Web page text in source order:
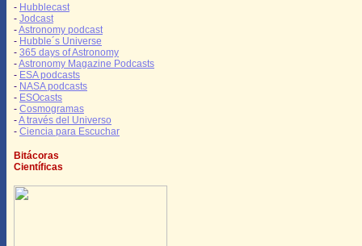
- Hubblecast
- Jodcast
-Astronomy podcast
- Hubble´s Universe
- 365 days of Astronomy
-Astronomy Magazine Podcasts
- ESA podcasts
- NASA podcasts
- ESOcasts
- Cosmogramas
-A través del Universo
- Ciencia para Escuchar
Bitácoras
Científicas